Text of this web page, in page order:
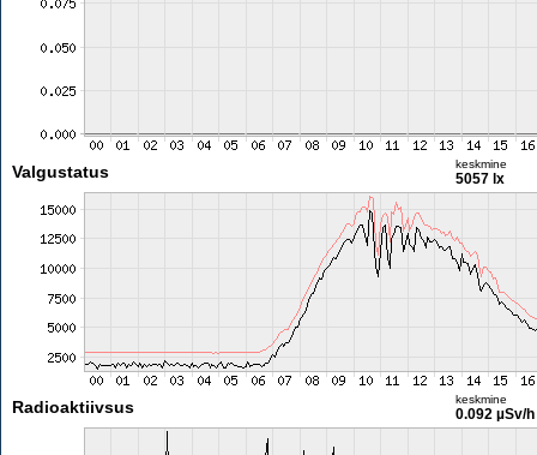
Valgustatus keskmine
5057 lx
Radioaktiivsus keskmine
0.092 µSv/h